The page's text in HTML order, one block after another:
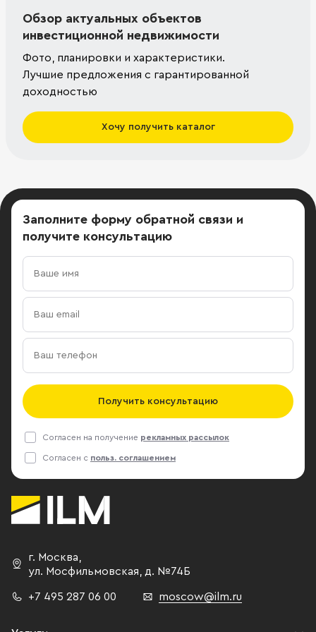
Обзор актуальных объектов
инвестиционной недвижимости
Фото, планировки и характеристики.
Лучшие предложения с гарантированной
доходностью
Хочу получить каталог
Заполните форму обратной связи и
получите консультацию
Получить консультацию
Согласен на получение рекламных рассылок
Согласен с польз. соглашением
г. Москва,
ул. Мосфильмовская, д. №74Б
+7 495 287 06 00 moscow@ilm.ru